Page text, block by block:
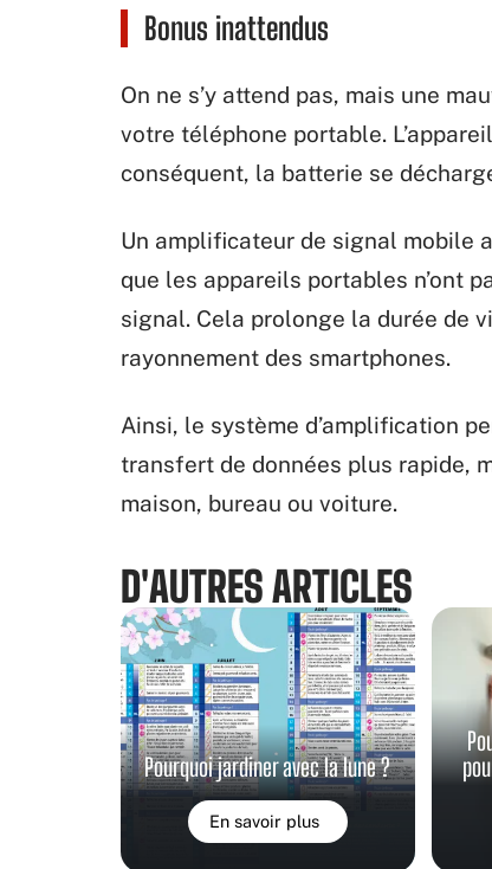
Bonus inattendus
On ne s’y attend pas, mais une
votre téléphone portable.
conséquent, la batterie se
Un amplificateur de signal mobile
que les appareils portables n’ont
signal. Cela prolonge la durée de
rayonnement des smartphones.
Ainsi, le système d’amplification
transfert de données plus rapide,
maison, bureau ou voiture.
D'AUTRES ARTICLES
Pourquoi jardiner avec la lune ?
En savoir plus